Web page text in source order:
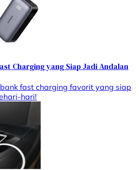
Charging yang Siap Jadi Andalan
fast charging favorit yang siap
hari!